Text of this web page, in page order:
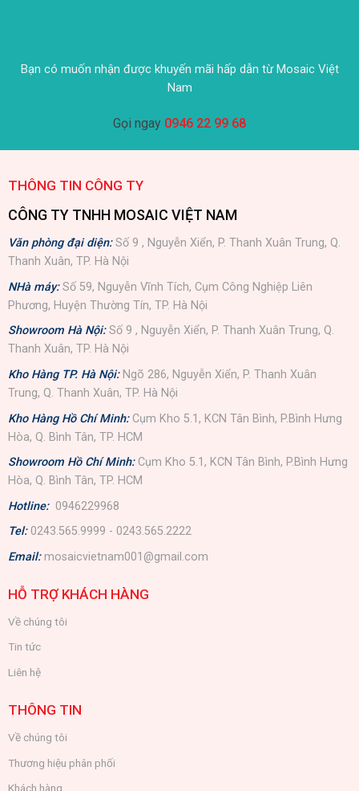
Bạn có muốn nhận được khuyến mãi hấp dẫn từ Mosaic Việt
Nam
Gọi ngay 0946 22 99 68
THÔNG TIN CÔNG TY
CÔNG TY TNHH MOSAIC VIỆT NAM
Văn phòng đại diện:Số 9 , Nguyễn Xiển, P. Thanh Xuân Trung, Q.
Thanh Xuân, TP. Hà Nội
NHà máy: Số 59, Nguyễn Vĩnh Tích, Cụm Công Nghiệp Liên
Phương, Huyện Thường Tín, TP. Hà Nội
Showroom Hà Nội: Số 9 , Nguyễn Xiển, P. Thanh Xuân Trung, Q.
Thanh Xuân, TP. Hà Nội
Kho Hàng TP. Hà Nội: Ngõ 286, Nguyễn Xiển, P. Thanh Xuân
Trung, Q. Thanh Xuân, TP. Hà Nội
Kho Hàng Hồ Chí Minh: Cụm Kho 5.1, KCN Tân Bình, P.Bình Hưng
Hòa, Q. Bình Tân, TP. HCM
Showroom Hồ Chí Minh: Cụm Kho 5.1, KCN Tân Bình, P.Bình Hưng
Hòa, Q. Bình Tân, TP. HCM
Hotline: 0946229968
Tel: 0243.565.9999 - 0243.565.2222
Email: mosaicvietnam001@gmail.com
HỖ TRỢ KHÁCH HÀNG
Về chúng tôi
Tin tức
Liên hệ
THÔNG TIN
Về chúng tôi
Thương hiệu phân phối
Khách hàng